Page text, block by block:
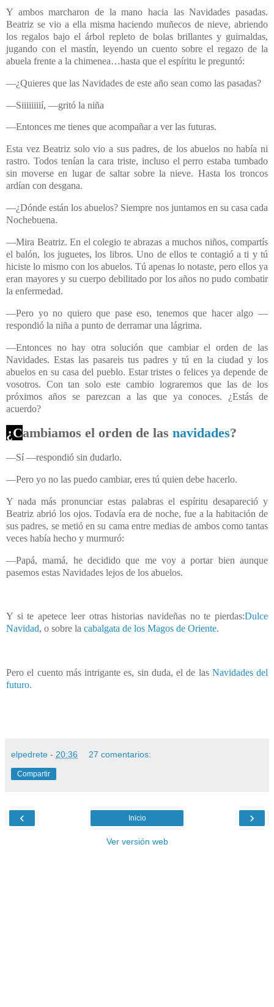
Y ambos marcharon de la mano hacia las Navidades pasadas.
Beatriz se vio a ella misma haciendo muñecos de nieve, abriendo
los regalos bajo el árbol repleto de bolas brillantes y guirnaldas,
jugando con el mastín, leyendo un cuento sobre el regazo de la
abuela frente a la chimenea…hasta que el espíritu le preguntó:
—¿Quieres que las Navidades de este año sean como las pasadas?
—Siiiiiiiií, —gritó la niña
—Entonces me tienes que acompañar a ver las futuras.
Esta vez Beatriz solo vio a sus padres, de los abuelos no había ni
rastro. Todos tenían la cara triste, incluso el perro estaba tumbado
sin moverse en lugar de saltar sobre la nieve. Hasta los troncos
ardían con desgana.
—¿Dónde están los abuelos? Siempre nos juntamos en su casa cada
Nochebuena.
—Mira Beatriz. En el colegio te abrazas a muchos niños, compartís
el balón, los juguetes, los libros. Uno de ellos te contagió a ti y tú
hiciste lo mismo con los abuelos. Tú apenas lo notaste, pero ellos ya
eran mayores y su cuerpo debilitado por los años no pudo combatir
la enfermedad.
—Pero yo no quiero que pase eso, tenemos que hacer algo —
respondió la niña a punto de derramar una lágrima.
—Entonces no hay otra solución que cambiar el orden de las
Navidades. Estas las pasareis tus padres y tú en la ciudad y los
abuelos en su casa del pueblo. Estar tristes o felices ya depende de
vosotros. Con tan solo este cambio lograremos que las de los
próximos años se parezcan a las que ya conoces. ¿Estás de
acuerdo?
¿Cambiamos el orden de las navidades?
—Sí —respondió sin dudarlo.
—Pero yo no las puedo cambiar, eres tú quien debe hacerlo.
Y nada más pronunciar estas palabras el espíritu desapareció y
Beatriz abrió los ojos. Todavía era de noche, fue a la habitación de
sus padres, se metió en su cama entre medias de ambos como tantas
veces había hecho y murmuró:
—Papá, mamá, he decidido que me voy a portar bien aunque
pasemos estas Navidades lejos de los abuelos.
Y si te apetece leer otras historias navideñas no te pierdas:Dulce
Navidad, o sobre la cabalgata de los Magos de Oriente.
Pero el cuento más intrigante es, sin duda, el de las Navidades del
futuro.
elpedrete - 20:36 27 comentarios:
Compartir
‹ ›
Inicio
Ver versión web